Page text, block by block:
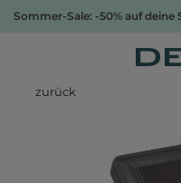
Sommer-Sale: -50% auf
zurück